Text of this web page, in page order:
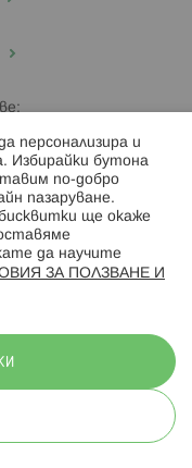
запазени
персонализира и
Избирайки бутона
по-добро
пазаруване.
ще окаже
да научите
ЗА ПОЛЗВАНЕ И